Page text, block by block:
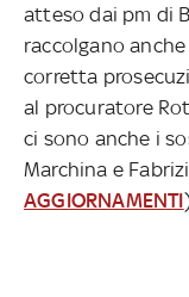
atteso dai pm di
raccolgano
corretta
al procuratore
ci sono anche i
Marchina e
AGGIORNAMENTI